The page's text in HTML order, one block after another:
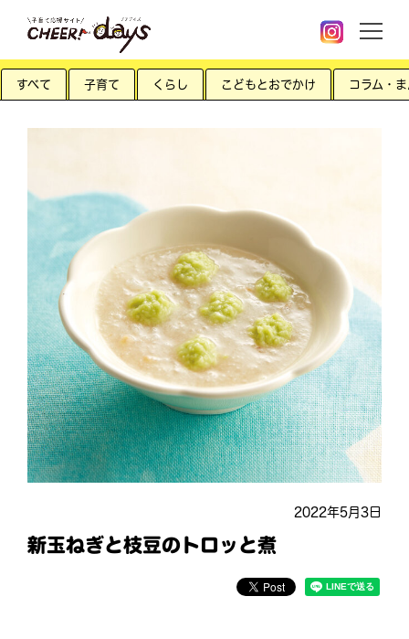
すべて 子育て くらし こどもとおでかけ コラム・
2022年5月3日
新玉ねぎと枝豆のトロッと煮